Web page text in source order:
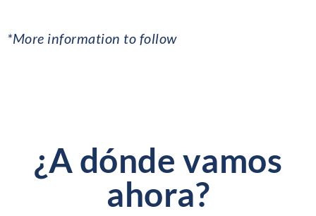
*More information to follow
¿A dónde vamos
ahora?